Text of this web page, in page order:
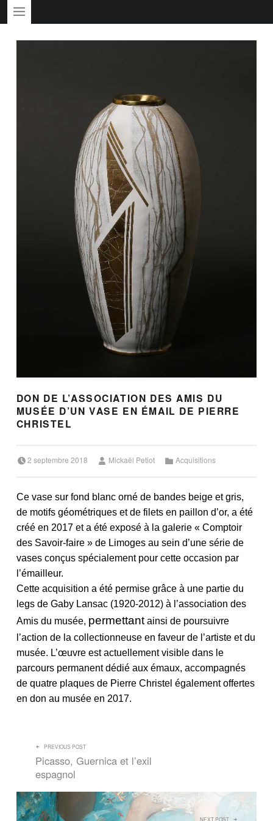
DON DE L’ASSOCIATION DES AMIS DU
MUSÉE D’UN VASE EN ÉMAIL DE PIERRE
CHRISTEL
2 septembre 2018 Mickaël Petiot Acquisitions
Ce vase sur fond blanc orné de bandes beige et gris,
de motifs géométriques et de filets en paillon d’or, a été
créé en 2017 et a été exposé à la galerie « Comptoir
des Savoir-faire » de Limoges au sein d’une série de
vases conçus spécialement pour cette occasion par
l’émailleur.
Cette acquisition a été permise grâce à une partie du
legs de Gaby Lansac (1920-2012) à l’association des
Amis du musée, permettantainsi de poursuivre
l’action de la collectionneuse en faveur de l’artiste et du
musée. L’œuvre est actuellement visible dans le
parcours permanent dédié aux émaux, accompagnés
de quatre plaques de Pierre Christel également offertes
en don au musée en 2017.
PREVIOUS POST
Picasso, Guernica et l’exil
espagnol
NEXT POST